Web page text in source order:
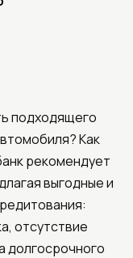
подходящего
Как
рекомендует
выгодные и
отсутствие
долгосрочного